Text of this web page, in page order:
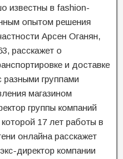
известны в fashion-
опытом решения
Арсен Оганян,
расскажет о
и доставке
группами
магазином
группы компаний
17 лет работы в
онлайна расскажет
директор компании